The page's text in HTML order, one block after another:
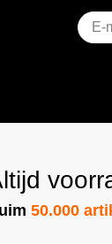
E-
50.000